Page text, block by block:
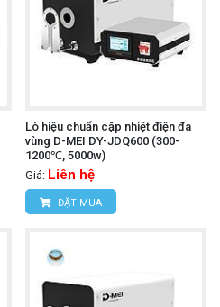
Lò hiệu chuẩn cặp nhiệt điện đa
vùng D-MEI DY-JDQ600 (300-
1200℃, 5000w)
Giá: Liên hệ
ĐẶT MUA